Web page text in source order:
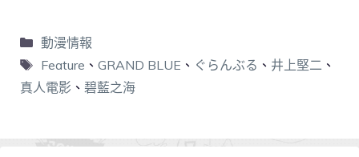
動漫情報
Feature 、 GRAND BLUE 、 ぐらんぶる 、 井上堅二 、
真人電影 、 碧藍之海